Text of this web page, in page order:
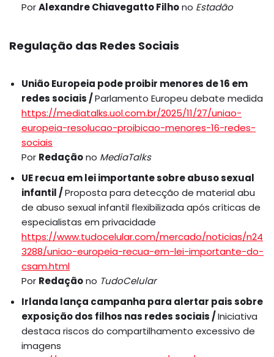
PorAlexandre Chiavegatto Filhono Estadão
Regulação das Redes Sociais
União Europeia pode proibir menores de 16 em
redes sociais /Parlamento Europeu debate medida
https://mediatalks.uol.com.br/2025/11/27/uniao-
europeia-resolucao-proibicao-menores-16-redes-
sociais
Por Redaçãono MediaTalks
UE recua em lei importante sobre abuso sexual
infantil /Proposta para detecção de material abu
de abuso sexual infantil flexibilizada após críticas de
especialistas em privacidade
https://www.tudocelular.com/mercado/noticias/n24
3288/uniao-europeia-recua-em-lei-importante-do-
csam.html
Por Redaçãono TudoCelular
Irlanda lança campanha para alertar pais sobre
exposição dos filhos nas redes sociais /Iniciativa
destaca riscos do compartilhamento excessivo de
imagens